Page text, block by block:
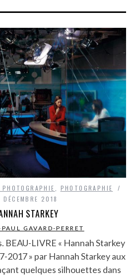
PHOTOGRAPHIE
DÉCEMBRE 2018
STARKEY
GAVARD-PERRET
BEAU-LIVRE « Hannah Starkey
2017 » par Hannah Starkey aux
quelques silhouettes dans